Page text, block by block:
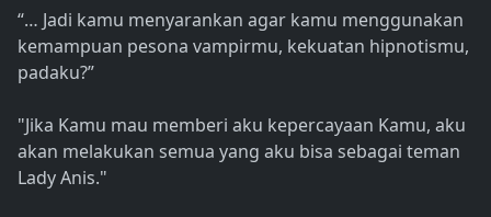
“… Jadi kamu menyarankan agar kamu menggunakan
kemampuan pesona vampirmu, kekuatan hipnotismu,
padaku?”
"Jika Kamu mau memberi aku kepercayaan Kamu, aku
akan melakukan semua yang aku bisa sebagai teman
Lady Anis."